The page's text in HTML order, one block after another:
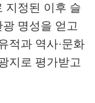
지정된 이후 슬
명성을 얻고
적과 역사·문화
지로 평가받고